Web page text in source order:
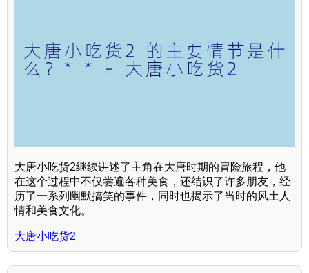
大唐小吃货2继续讲述了主角在大唐时期的冒险旅程，他
在这个过程中不仅尝遍各种美食，还结识了许多朋友，经
历了一系列幽默搞笑的事件，同时也揭示了当时的风土人
情和美食文化。
大唐小吃货2